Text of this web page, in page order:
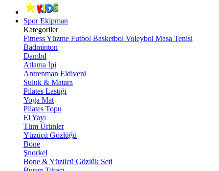
Spor Ekipman
Kategoriler
FitnessYüzme Futbol Basketbol Voleybol Masa Tenisi
Badminton
Dambıl
Atlama İpi
Antrenman Eldiveni
Suluk & Matara
Pilates Lastiği
Yoga Mat
Pilates Topu
El Yayı
Tüm Ürünler
Yüzücü Gözlüğü
Bone
Şnorkel
Bone & Yüzücü Gözlük Seti